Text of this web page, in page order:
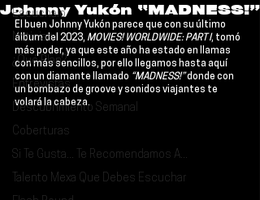
Escúchalo
Noticias
¿Qué Plan?
Entrevistas
Descubrimiento Semanal
Coberturas
Si Te Gusta... Te Recomendamos A...
Talento Mexa Que Debes Escuchar
Johnny Yukón “MADNESS!”
El buen Johnny Yukón parece que con su último
álbum del 2023, MOVIES! WORLDWIDE: PART I, tomó
más poder, ya que este año ha estado en llamas
con más sencillos, por ello llegamos hasta aquí
con un diamante llamado “MADNESS!” donde con
un bombazo de groove y sonidos viajantes te
volará la cabeza.